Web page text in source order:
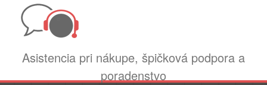
Asistencia pri nákupe, špičková podpora a
poradenstvo